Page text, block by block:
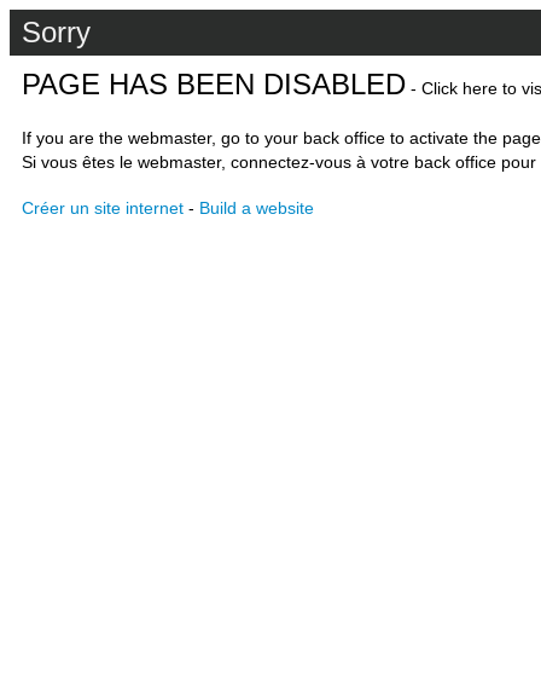
Sorry
PAGE HAS BEEN DISABLED - Click here to
If you are the webmaster, go to your back office to activate the
Si vous êtes le webmaster, connectez-vous à votre back office
Créer un site internet - Build a website